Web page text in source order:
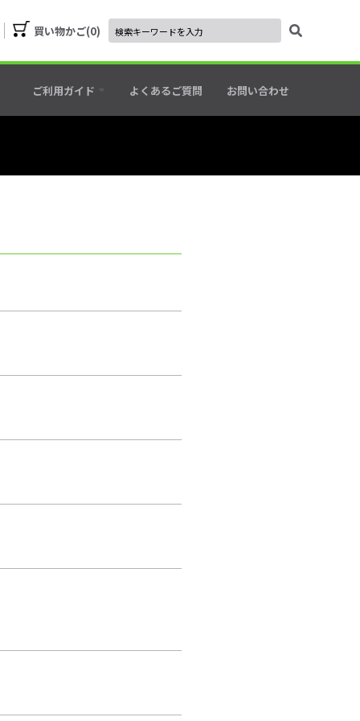
買い物かご 0
ご利用ガイド よくあるご質問 お問い合わせ